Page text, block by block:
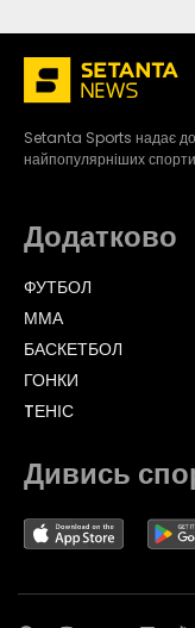
Setanta Sports надає
найпопулярніших
Додатково
ФУТБОЛ
ММА
БАСКЕТБОЛ
ГОНКИ
TЕНІС
Дивись